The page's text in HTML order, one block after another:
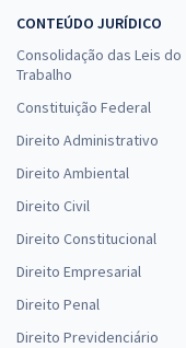
CONTEÚDO JURÍDICO
Consolidação das Leis do
Trabalho
Constituição Federal
Direito Administrativo
Direito Ambiental
Direito Civil
Direito Constitucional
Direito Empresarial
Direito Penal
Direito Previdenciário